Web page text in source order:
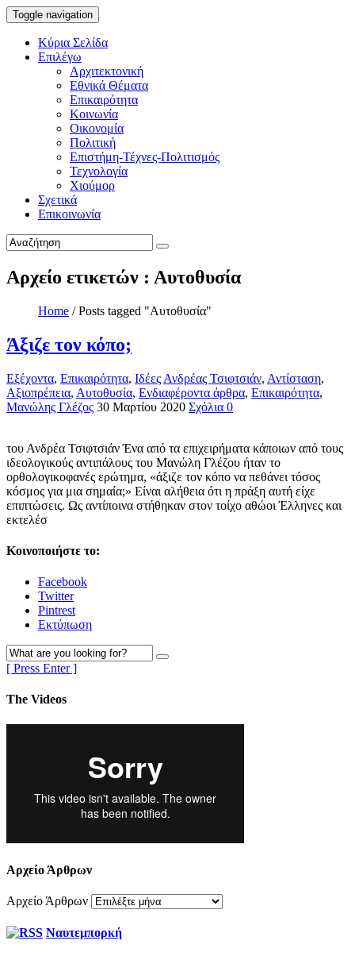
Toggle navigation
Κύρια Σελίδα
Επιλέγω
Αρχιτεκτονική
Εθνικά Θέματα
Επικαιρότητα
Κοινωνία
Οικονομία
Πολιτική
Επιστήμη-Τέχνες-Πολιτισμός
Τεχνολογία
Χιούμορ
Σχετικά
Επικοινωνία
Αρχείο ετικετών : Αυτοθυσία
Home / Posts tagged "Αυτοθυσία"
Άξιζε τον κόπο;
Εξέχοντα, Επικαιρότητα, Ιδέες Ανδρέας Τσιφτσιάν, Αντίσταση,
Αξιοπρέπεια, Αυτοθυσία, Ενδιαφέροντα άρθρα, Επικαιρότητα,
Μανώλης Γλέζος 30 Μαρτίου 2020 Σχόλια 0
του Ανδρέα Τσιφτσιάν Ένα από τα επιχειρήματα κάποιων από τους
ιδεολογικούς αντιπάλους του Μανώλη Γλέζου ήταν το
ορθολογικοφανές ερώτημα, «άξιζε τον κόπο να πεθάνει τόσος
κόσμος για μια σημαία;» Είναι αλήθεια ότι η πράξη αυτή είχε
επιπτώσεις. Ως αντίποινα στήθηκαν στον τοίχο αθώοι Έλληνες και
εκτελέσ
Κοινοποιήστε το:
Facebook
Twitter
Pintrest
Εκτύπωση
[ Press Enter ]
The Videos
Αρχείο Άρθρων
Αρχείο Άρθρων
Ναυτεμπορκή